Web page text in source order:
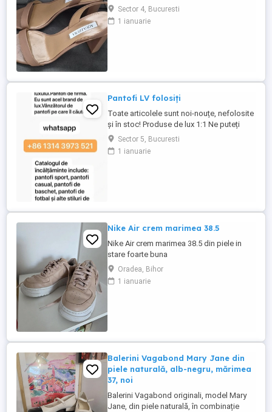
pret 500 lei. 2.Michael Kors toc 9 cm ,
lungime 26cm, mărimea 40.purtati o
singura data la un eveniment. pret 300 de
Sector 4, Bucuresti
1 ianuarie
Pantofi LV folosiți
Toate articolele sunt noi-nouțe, nefolosite
și în stoc! Produse de lux 1:1 Ne puteți
contacta și prin WhatsApp (+86)(1314)
(3973)(521) pentru o reducere de 5-10
USD. De asemenea, vindem: încălțăminte,
Sector 5, Bucuresti
1 ianuarie
Nike Air crem marimea 38.5
Nike Air crem marimea 38.5 din piele in
stare foarte buna
Oradea, Bihor
1 ianuarie
Balerini Vagabond Mary Jane din
piele naturală, alb-negru, mărimea
37, noi
Balerini Vagabond originali, model Mary
Jane, din piele naturală, în combinație